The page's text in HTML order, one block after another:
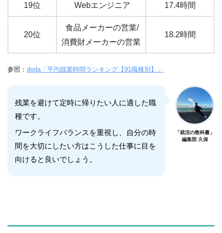
19位 Webエンジニア 17.4時間
20位
食品メーカーの営業/
消費財メーカーの営業
18.2時間
参照： doda「平均残業時間ランキング【91職種別】」
残業を避けて定時に帰りたい人に適した職
種です。
ワークライフバランスを重視し、自分の時
間を大切にしたい方はこうした仕事に目を
向けると良いでしょう。
「就活の教科書」
編集部 久保